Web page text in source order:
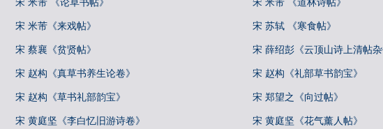
宋 米芾《来戏帖》 宋 苏轼 《寒食帖》
宋 蔡襄《贫贤帖》 宋 薛绍彭《云顶山诗上清帖杂
宋 赵构《真草书养生论卷》 宋 赵构《礼部草书韵宝》
宋 赵构《草书礼部韵宝》 宋 郑望之《向过帖》
宋 黄庭坚《李白忆旧游诗卷》 宋 黄庭坚《花气薰人帖》